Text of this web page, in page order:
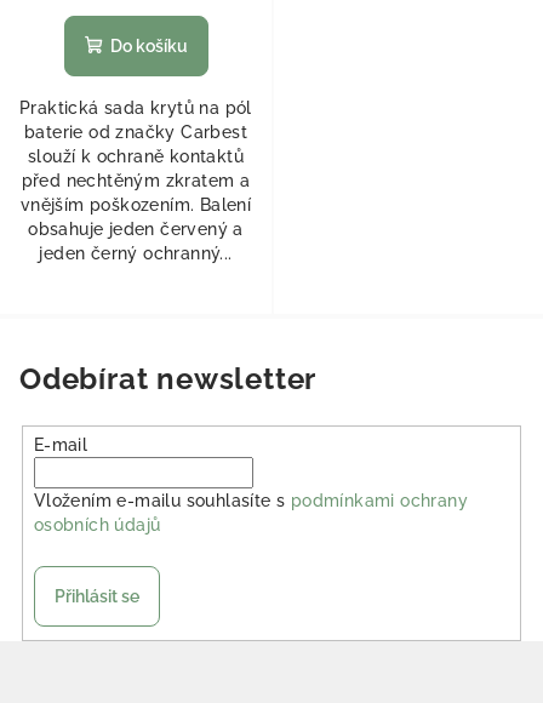
Do košíku
Praktická sada krytů na pól
baterie od značky Carbest
slouží k ochraně kontaktů
před nechtěným zkratem a
vnějším poškozením. Balení
obsahuje jeden červený a
jeden černý ochranný...
Odebírat newsletter
E-mail
Vložením e-mailu souhlasíte s podmínkami ochrany
osobních údajů
Přihlásit se